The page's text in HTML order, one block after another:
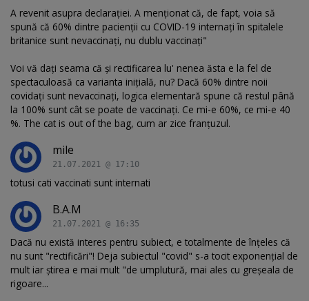
A revenit asupra declaraţiei. A menţionat că, de fapt, voia să
spună că 60% dintre pacienţii cu COVID-19 internaţi în spitalele
britanice sunt nevaccinaţi, nu dublu vaccinaţi"
Voi vă dați seama că și rectificarea lu' nenea ăsta e la fel de
spectaculoasă ca varianta inițială, nu? Dacă 60% dintre noii
covidați sunt nevaccinați, logica elementară spune că restul până
la 100% sunt cât se poate de vaccinați. Ce mi-e 60%, ce mi-e 40
%. The cat is out of the bag, cum ar zice franțuzul.
mile
21.07.2021 @ 17:10
totusi cati vaccinati sunt internati
B.A.M
21.07.2021 @ 16:35
Dacă nu există interes pentru subiect, e totalmente de înțeles că
nu sunt "rectificări"! Deja subiectul "covid" s-a tocit exponențial de
mult iar știrea e mai mult "de umplutură, mai ales cu greșeala de
rigoare...